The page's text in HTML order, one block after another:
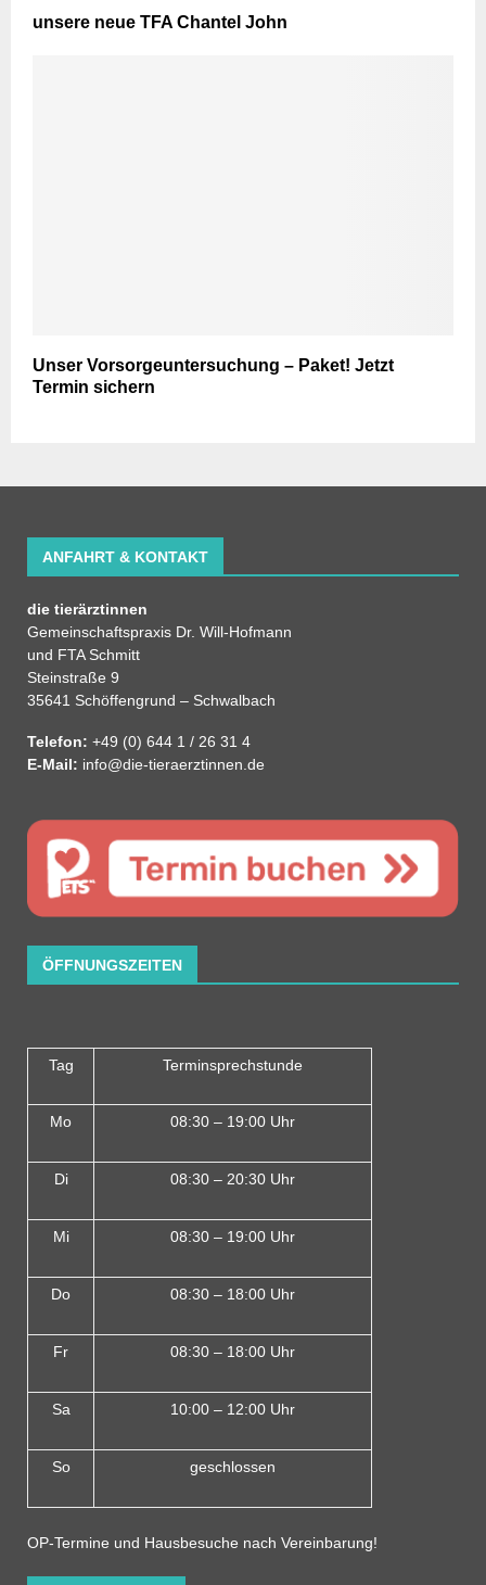
unsere neue TFA Chantel John
Unser Vorsorgeuntersuchung – Paket! Jetzt
Termin sichern
ANFAHRT & KONTAKT
die tierärztinnen
Gemeinschaftspraxis Dr. Will-Hofmann
und FTA Schmitt
Steinstraße 9
35641 Schöffengrund – Schwalbach
Telefon: +49 (0) 644 1 / 26 31 4
E-Mail: info@die-tieraerztinnen.de
ÖFFNUNGSZEITEN
Tag Terminsprechstunde
Mo 08:30 – 19:00 Uhr
Di 08:30 – 20:30 Uhr
Mi 08:30 – 19:00 Uhr
Do 08:30 – 18:00 Uhr
Fr 08:30 – 18:00 Uhr
Sa 10:00 – 12:00 Uhr
So geschlossen
OP-Termine und Hausbesuche nach Vereinbarung!